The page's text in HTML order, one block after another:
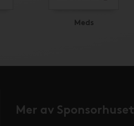
Meds
Mer av Sponsorhuset